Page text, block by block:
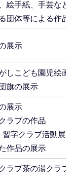
絵手紙、手芸など
団体等による作品
展示
しこども園児絵
旗の展示
展示
ラブの作品
字クラブ活動展示
作品の展示
ラブ茶の湯クラブ